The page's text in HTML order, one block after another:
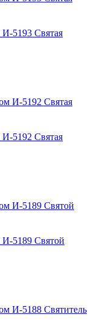
5193 Святая
5192 Святая
И-5189 Святой